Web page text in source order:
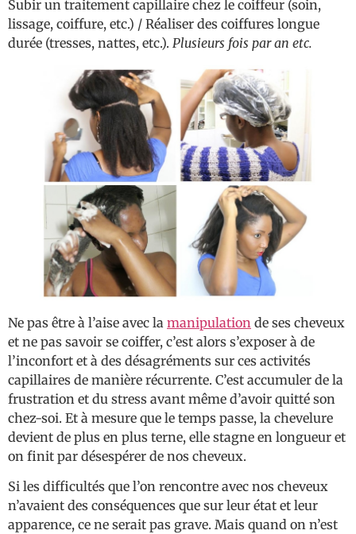
Subir un traitement capillaire chez le coiffeur (soin,
lissage, coiffure, etc.) / Réaliser des coiffures longue
durée (tresses, nattes, etc.). Plusieurs fois par an etc.
Ne pas être à l’aise avec la manipulation de ses cheveux
et ne pas savoir se coiffer, c’est alors s’exposer à de
l’inconfort et à des désagréments sur ces activités
capillaires de manière récurrente. C’est accumuler de la
frustration et du stress avant même d’avoir quitté son
chez-soi. Et à mesure que le temps passe, la chevelure
devient de plus en plus terne, elle stagne en longueur et
on finit par désespérer de nos cheveux.
Si les difficultés que l’on rencontre avec nos cheveux
n’avaient des conséquences que sur leur état et leur
apparence, ce ne serait pas grave. Mais quand on n’est